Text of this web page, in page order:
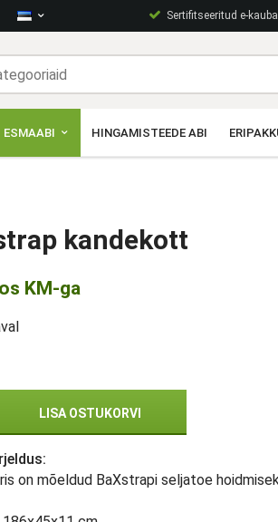
Sertifitseeritud e-
ESMAABI HINGAMISTEEDE ABI
kandekott
KM-ga
LISA OSTUKORVI
on mõeldud BaXstrapi seljatoe